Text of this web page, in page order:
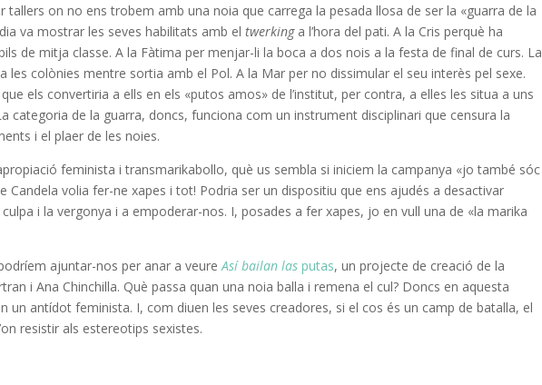
on no ens trobem amb una noia que carrega la pesada llosa de ser la «guarra de la
va mostrar les seves habilitats amb eltwerkinga l’hora del pati. A la Cris perquè ha
de mitja classe. A la Fàtima per menjar-li la boca a dos nois a la festa de final de curs. La
a les colònies mentre sortia amb el Pol. A la Mar per no dissimular el seu interès pel sexe.
els convertiria a ells en els «putos amos» de l’institut, per contra, a elles les situa a uns
categoria de la guarra, doncs, funciona com un instrument disciplinari que censura la
i el plaer de les noies.
feminista i transmarikabollo, què us sembla si iniciem la campanya «jo també sóc
Candela volia fer-ne xapes i tot! Podria ser un dispositiu que ens ajudés a desactivar
i la vergonya i a empoderar-nos. I, posades a fer xapes, jo en vull una de «la marika
ajuntar-nos per anar a veureAsí bailan lasputas, un projecte de creació de la
i Ana Chinchilla. Què passa quan una noia balla i remena el cul? Doncs en aquesta
un antídot feminista. I, com diuen les seves creadores, si el cos és un camp de batalla, el
resistir als estereotips sexistes.